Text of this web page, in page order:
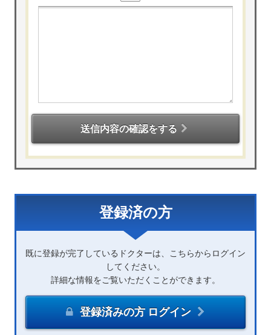
送信内容の確認をする
登録済の方
既に登録が完了しているドクターは、こちらからログイン
してください。
詳細な情報をご覧いただくことができます。
登録済みの方 ログイン